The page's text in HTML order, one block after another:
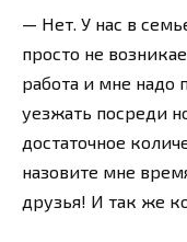
— Нет. У нас в
просто не
работа и мне надо
уезжать посреди
достаточное
назовите мне
друзья! И так же